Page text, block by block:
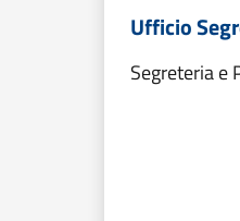
Ufficio
Segreteria e